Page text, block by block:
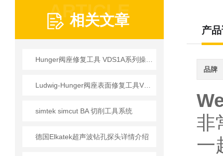
ARTICLE
相关文章
simtek simcut BA 切削工具系统
德国Elkatek超声波钻孔探头详情介绍
产
品牌
非
一